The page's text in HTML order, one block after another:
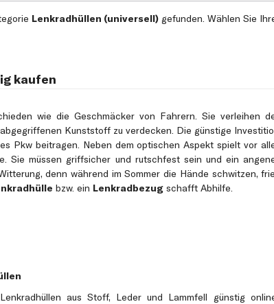
Lenkradhüllen (universell) gefunden. Wählen Sie
kaufen
wie die Geschmäcker von Fahrern. Sie verleihen
Kunststoff zu verdecken. Die günstige
Pkw beitragen. Neben dem optischen Aspekt spielt vor
Sie müssen griffsicher und rutschfest sein und ein
denn während im Sommer die Hände schwitzen,
bzw. ein Lenkradbezug schafft Abhilfe.
aus Stoff, Leder und Lammfell günstig